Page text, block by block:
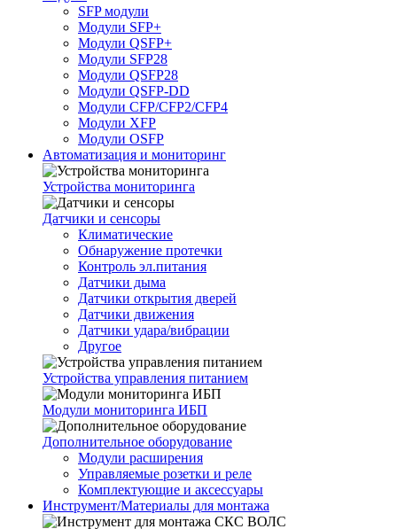
SFP модули
Модули SFP+
Модули QSFP+
Модули SFP28
Модули QSFP28
Модули QSFP-DD
Модули CFP/CFP2/CFP4
Модули XFP
Модули OSFP
Автоматизация и мониторинг
Устройства мониторинга
Датчики и сенсоры
Климатические
Обнаружение протечки
Контроль эл.питания
Датчики дыма
Датчики открытия дверей
Датчики движения
Датчики удара/вибрации
Другое
Устройства управления питанием
Модули мониторинга ИБП
Дополнительное оборудование
Модули расширения
Управляемые розетки и реле
Комплектующие и аксессуары
Инструмент/Материалы для монтажа